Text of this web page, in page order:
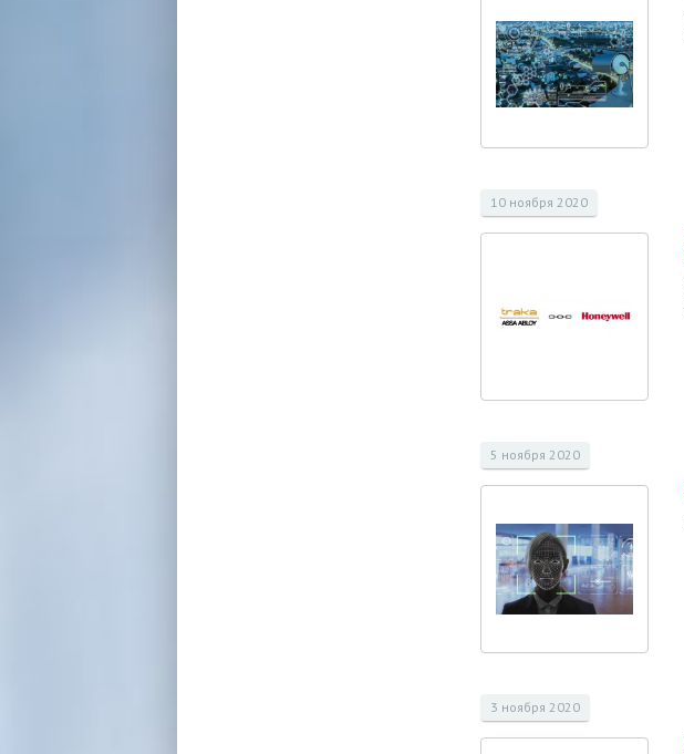
10 ноября 2020
5 ноября 2020
3 ноября 2020